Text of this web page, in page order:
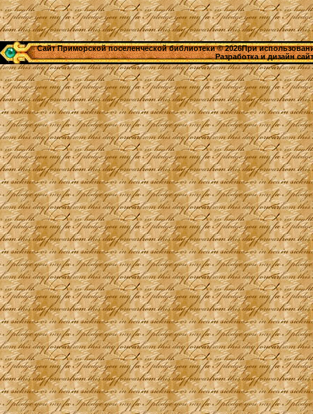
Сайт Приморской поселенческой библиотеки © 2026При
Разработка и дизайн